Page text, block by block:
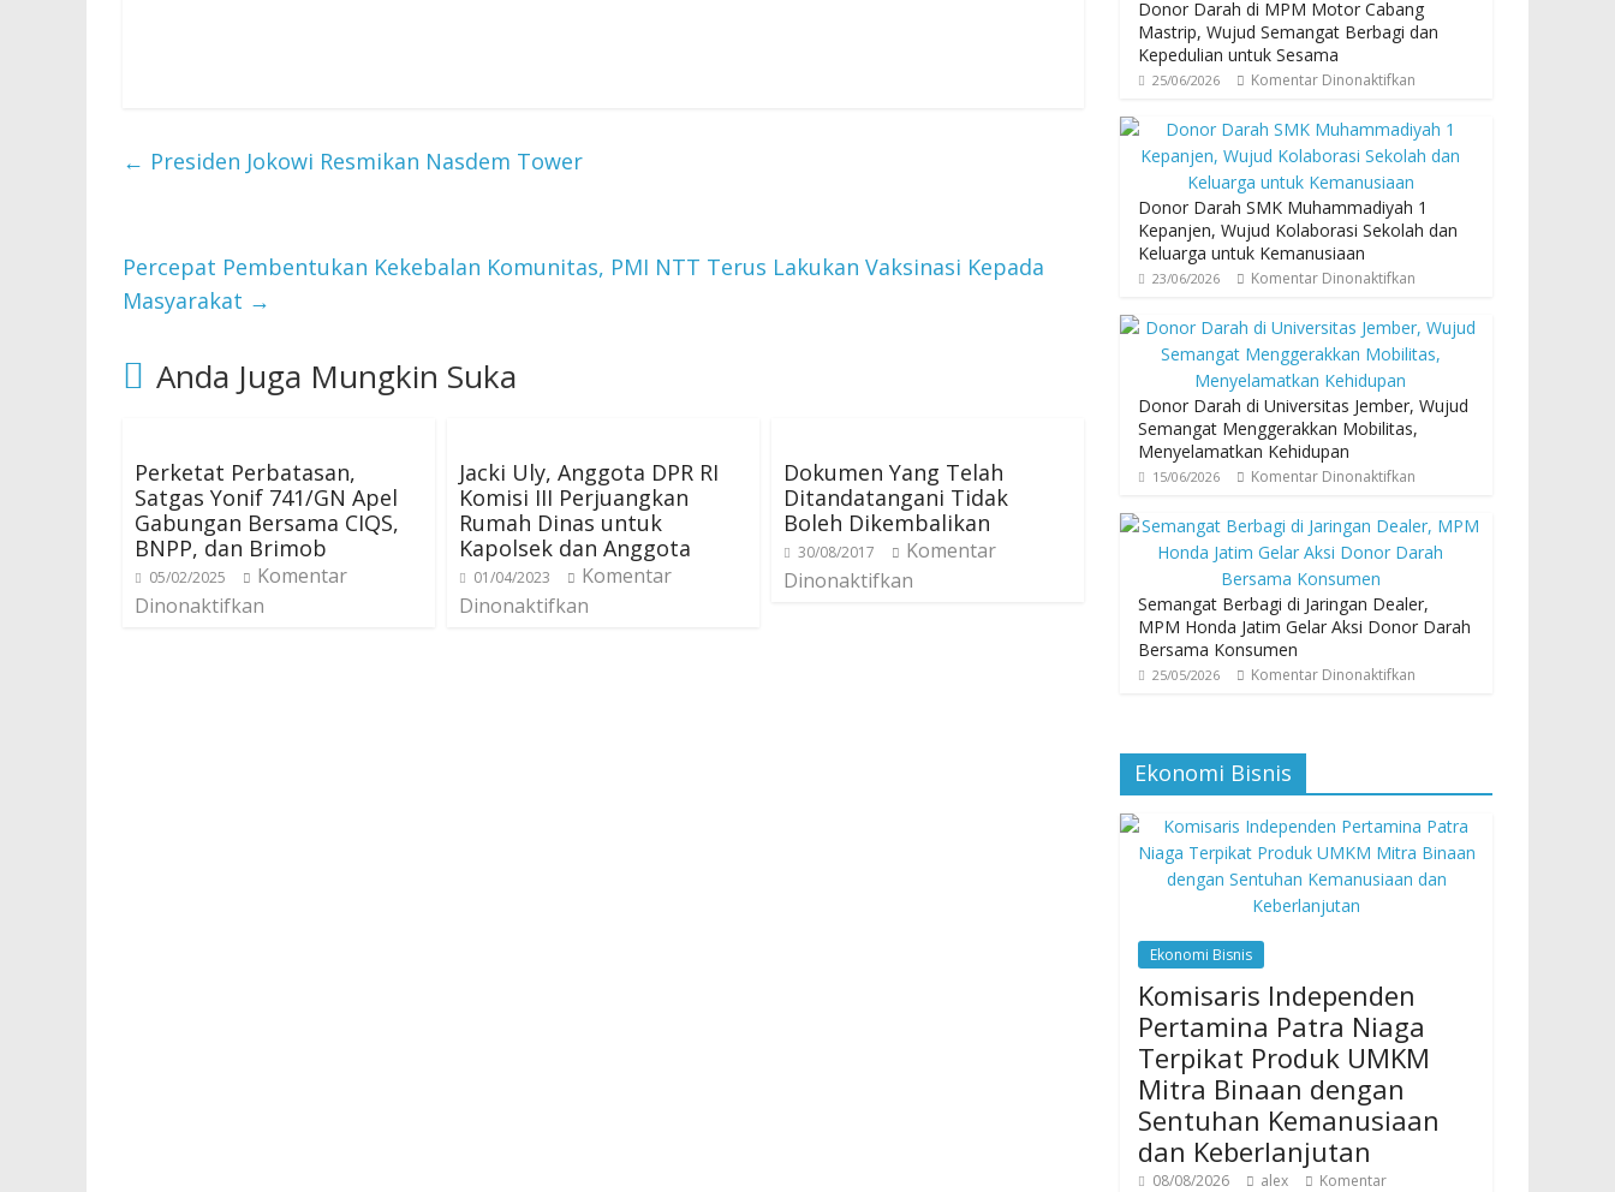
← Presiden Jokowi Resmikan Nasdem Tower
Percepat Pembentukan Kekebalan Komunitas, PMI NTT Terus Lakukan Vaksinasi Kepada
Masyarakat →
Anda Juga Mungkin Suka
Perketat Perbatasan,
Satgas Yonif 741/GN Apel
Gabungan Bersama CIQS,
BNPP, dan Brimob
05/02/2025
Komentar
Dinonaktifkan
Jacki Uly, Anggota DPR RI
Komisi III Perjuangkan
Rumah Dinas untuk
Kapolsek dan Anggota
01/04/2023
Komentar
Dinonaktifkan
Dokumen Yang Telah
Ditandatangani Tidak
Boleh Dikembalikan
30/08/2017
Komentar
Dinonaktifkan
Donor Darah di MPM Motor Cabang
Mastrip, Wujud Semangat Berbagi dan
Kepedulian untuk Sesama
25/06/2026 Komentar Dinonaktifkan
Donor Darah SMK Muhammadiyah 1
Kepanjen, Wujud Kolaborasi Sekolah dan
Keluarga untuk Kemanusiaan
23/06/2026 Komentar Dinonaktifkan
Donor Darah di Universitas Jember, Wujud
Semangat Menggerakkan Mobilitas,
Menyelamatkan Kehidupan
15/06/2026 Komentar Dinonaktifkan
Semangat Berbagi di Jaringan Dealer,
MPM Honda Jatim Gelar Aksi Donor Darah
Bersama Konsumen
25/05/2026 Komentar Dinonaktifkan
Ekonomi Bisnis
Ekonomi Bisnis
Komisaris Independen
Pertamina Patra Niaga
Terpikat Produk UMKM
Mitra Binaan dengan
Sentuhan Kemanusiaan
dan Keberlanjutan
08/08/2026 alex Komentar